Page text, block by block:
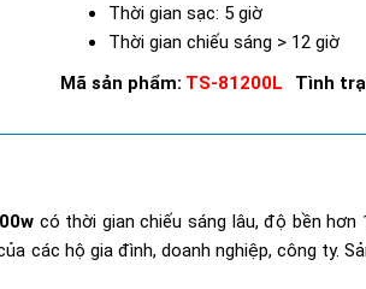
Thời gian sạc: 5 giờ
Thời gian chiếu sáng > 12 giờ
Mã sản phẩm: TS-81200L Tình
có thời gian chiếu sáng lâu, độ bền
các hộ gia đình, doanh nghiệp, công ty.